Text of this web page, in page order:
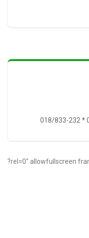
018/833-232 *
?rel=0" allowfullscreen